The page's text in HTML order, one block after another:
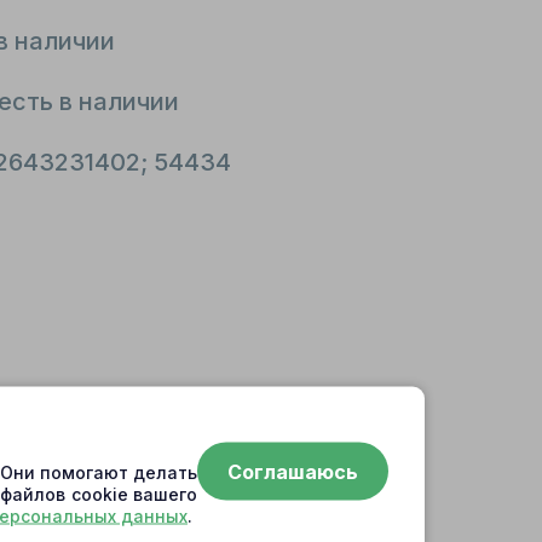
наличии
в наличии
54434
помогают делать
cookie вашего
данных
Соглашаюсь